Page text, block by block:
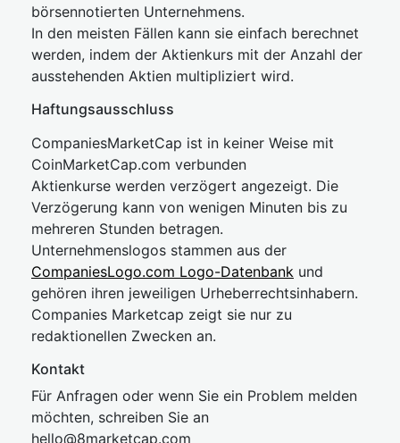
börsennotierten Unternehmens.
In den meisten Fällen kann sie einfach berechnet
werden, indem der Aktienkurs mit der Anzahl der
ausstehenden Aktien multipliziert wird.
Haftungsausschluss
CompaniesMarketCap ist in keiner Weise mit
CoinMarketCap.com verbunden
Aktienkurse werden verzögert angezeigt. Die
Verzögerung kann von wenigen Minuten bis zu
mehreren Stunden betragen.
Unternehmenslogos stammen aus der
CompaniesLogo.com Logo-Datenbank und
gehören ihren jeweiligen Urheberrechtsinhabern.
Companies Marketcap zeigt sie nur zu
redaktionellen Zwecken an.
Kontakt
Für Anfragen oder wenn Sie ein Problem melden
möchten, schreiben Sie an
hello@8marketcap.com